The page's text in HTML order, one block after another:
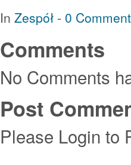
In Zespół - 0
Comments
No Comments
Post
Please Login to